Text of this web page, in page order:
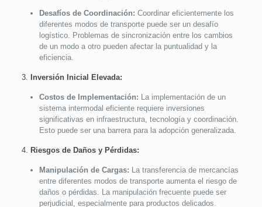
Desafíos de Coordinación: Coordinar eficientemente los
diferentes modos de transporte puede ser un desafío
logístico. Problemas de sincronización entre los cambios
de un modo a otro pueden afectar la puntualidad y la
eficiencia.
3. Inversión Inicial Elevada:
Costos de Implementación: La implementación de un
sistema intermodal eficiente requiere inversiones
significativas en infraestructura, tecnología y coordinación.
Esto puede ser una barrera para la adopción generalizada.
4. Riesgos de Daños y Pérdidas:
Manipulación de Cargas: La transferencia de mercancías
entre diferentes modos de transporte aumenta el riesgo de
daños o pérdidas. La manipulación frecuente puede ser
perjudicial, especialmente para productos delicados.